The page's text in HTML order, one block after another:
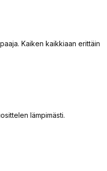
Kaiken kaikkiaan erittäin
lämpimästi.